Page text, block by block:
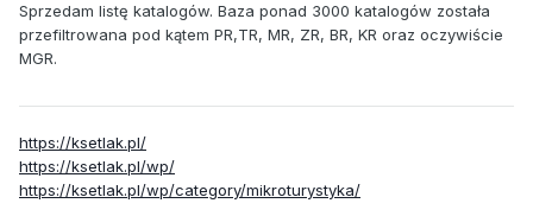
Sprzedam listę katalogów. Baza ponad 3000 katalogów została
przefiltrowana pod kątem PR,TR, MR, ZR, BR, KR oraz oczywiście
MGR.
https://ksetlak.pl/
https://ksetlak.pl/wp/
https://ksetlak.pl/wp/category/mikroturystyka/